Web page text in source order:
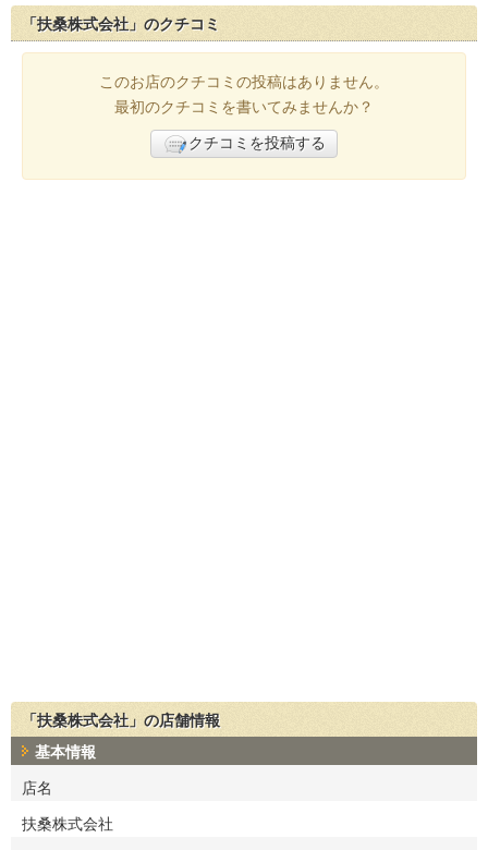
「扶桑株式会社」のクチコミ
このお店のクチコミの投稿はありません。
最初のクチコミを書いてみませんか？
クチコミを投稿する
「扶桑株式会社」の店舗情報
基本情報
店名
扶桑株式会社